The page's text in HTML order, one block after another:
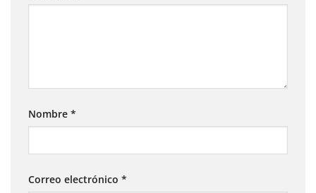
Nombre *
Correo electrónico *